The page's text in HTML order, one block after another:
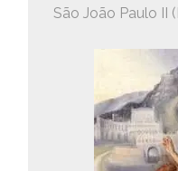
São João Paulo II